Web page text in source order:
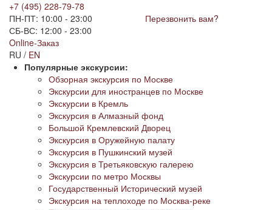
+7 (495) 228-79-78
ПН-ПТ: 10:00 - 23:00
СБ-ВС: 12:00 - 23:00
Перезвонить вам?
Online-Заказ
RU / EN
Популярные экскурсии:
Обзорная экскурсия по Москве
Экскурсии для иностранцев по Москве
Экскурсии в Кремль
Экскурсия в Алмазный фонд
Большой Кремлевский Дворец
Экскурсия в Оружейную палату
Экскурсия в Пушкинский музей
Экскурсия в Третьяковскую галерею
Экскурсии по метро Москвы
Государственный Исторический музей
Экскурсия на теплоходе по Москва-реке